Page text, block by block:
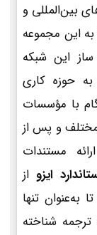
بین‌المللی و
این مجموعه
این شبکه
به حوزه کاری
با مؤسسات
مختلف و پس از
مستندات
ایزو از
به‌عنوان تنها
ترجمه شناخته